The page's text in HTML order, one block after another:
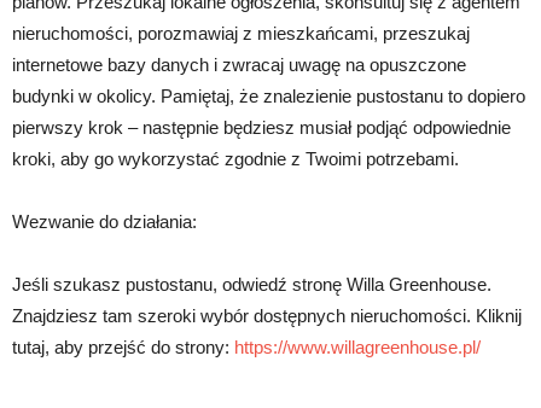
nieruchomości, porozmawiaj z mieszkańcami, przeszukaj
internetowe bazy danych i zwracaj uwagę na opuszczone
budynki w okolicy. Pamiętaj, że znalezienie pustostanu to dopiero
pierwszy krok – następnie będziesz musiał podjąć odpowiednie
kroki, aby go wykorzystać zgodnie z Twoimi potrzebami.
Wezwanie do działania:
Jeśli szukasz pustostanu, odwiedź stronę Willa Greenhouse.
Znajdziesz tam szeroki wybór dostępnych nieruchomości. Kliknij
tutaj, aby przejść do strony: https://www.willagreenhouse.pl/